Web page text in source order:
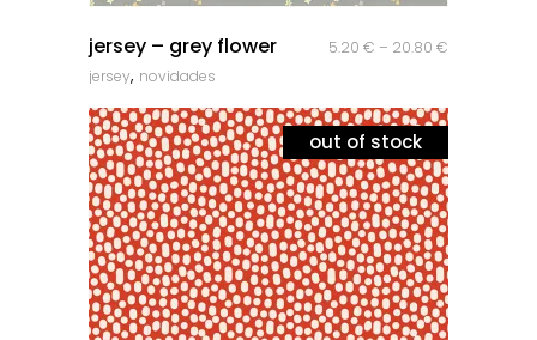
jersey – grey flower 5.20 € – 20.80 €
jersey, novidades
out of stock